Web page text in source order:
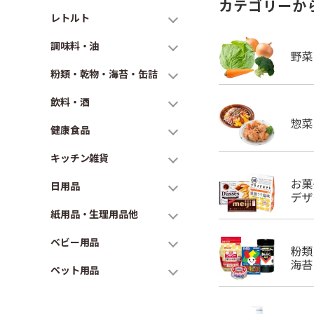
レトルト
調味料・油
粉類・乾物・海苔・缶詰
飲料・酒
健康食品
キッチン雑貨
日用品
紙用品・生理用品他
ベビー用品
ペット用品
カテゴリーか